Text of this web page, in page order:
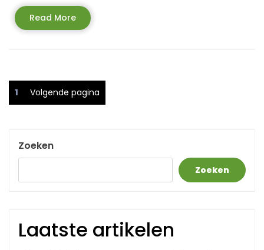
Read MoreRead
More
Berichtnavigatie
Pagina
1 Volgende pagina
Zoeken
Zoeken
Laatste artikelen